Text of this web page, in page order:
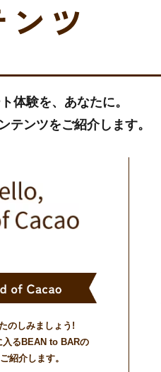
体験を、あなたに。
ンツをご紹介します。
のしみましょう!
入るBEAN to BARの
紹介します。